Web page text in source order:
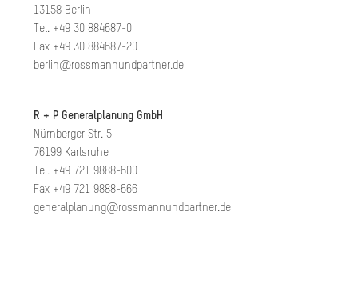
13158 Berlin
Tel. +49 30 884687-0
Fax +49 30 884687-20
berlin@rossmannundpartner.de
R + P Generalplanung GmbH
Nürnberger Str. 5
76199 Karlsruhe
Tel. +49 721 9888-600
Fax +49 721 9888-666
generalplanung@rossmannundpartner.de